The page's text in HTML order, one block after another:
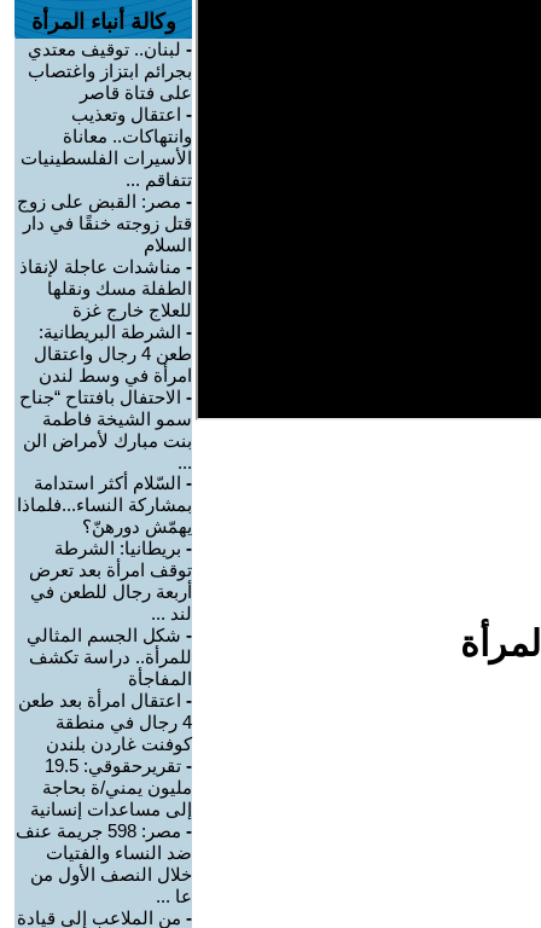
وكالة أنباء المرأة
- لبنان.. توقيف معتدي
بجرائم ابتزاز واغتصاب
على فتاة قاصر
- اعتقال وتعذيب
وانتهاكات.. معاناة
الأسيرات الفلسطينيات
تتفاقم ...
- مصر: القبض على زوج
قتل زوجته خنقًا في دار
السلام
- مناشدات عاجلة لإنقاذ
الطفلة مسك ونقلها
للعلاج خارج غزة
- الشرطة البريطانية:
طعن 4 رجال واعتقال
امرأة في وسط لندن
- الاحتفال بافتتاح “جناح
سمو الشيخة فاطمة
بنت مبارك لأمراض الن
...
- السّلام أكثر استدامة
بمشاركة النساء...فلماذا
يهمّش دورهنّ؟
- بريطانيا: الشرطة
توقف امرأة بعد تعرض
أربعة رجال للطعن في
لند ...
- شكل الجسم المثالي
للمرأة.. دراسة تكشف
المفاجأة
- اعتقال امرأة بعد طعن
4 رجال في منطقة
كوفنت غاردن بلندن
-
تقريرحقوقي: 19.5
مليون يمني/ة بحاجة
إلى مساعدات إنسانية
-
مصر: 598 جريمة عنف
ضد النساء والفتيات
خلال النصف الأول من
عا ...
- من الملاعب إلى قيادة